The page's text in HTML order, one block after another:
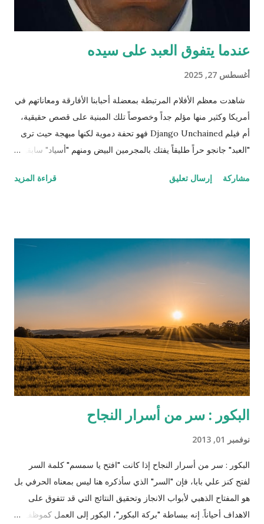
عندما يتفوق العبد على سيده
أغسطس 27, 2025
شاهدت معظم الأفلام المرتبطة بمعضلة أحبابنا الأفارقة ومعاناتهم في
أمريكا وكثير منها مؤلم جداً وخصوصاً تلك المبنية على قصص حقيقية،
أم فيلم Django Unchained فهو تحفة دموية لكنها مبهجة حيث ترى
"العبد" جانجو حراً طليقاً يفتك بالمجرمين البيض ومنهم "أسياد" سابقين
الحكومة جوائز نقدية. ننتقل إلى المشهد الذي يترقب فيه المشاهد
كمان) الذي قرر مساعدته لتحرير زوجته من العبودية بعد أن عرف أنها
تعيش في مزرعة الإقطاعي كاندي الذي يمتلك الكثير من العبيد (اللي
بده يحضر الفيلم ما يكمل قراءة!). تسير كل الأمور على ما يرام حتى
يلاحظ رئيس الخدم علاقة خفية صعب إخفاءها بين الزوج وزوجته، وقد
كان رئيس الخدم ستيفين معروف بولائه الذي لا يعرف الحدود
والمصلحة المادية بل ظهر متيماً بسيده وأكثر غلظة منه على سائر
العبيد، واكتشف خطة جانجو وا...
مشاركة إرسال تعليق قراءة المزيد
البكور : سر من أسرار النجاح
نوفمبر 01, 2013
البكور : سر من أسرار النجاح إذا كانت "افتح يا سمسم" كلمة السر
لفتح كنز علي بابا، فإن "السر" الذي سأذكره هنا ليس بمعناه الحرفي بل
هو المفتاح الذهبي لأبواب الانجاز وتحقيق النتائج التي قد تتفوق على
الاهداف أحياناً. إنه ببساطة "بركة البكور"، البكور إلى العمل كموظف،